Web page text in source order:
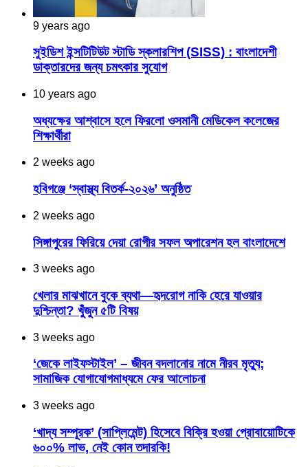
9 years ago
সুইডিশ ইন্সটিটিউট স্টাডি স্কলারশিপ (SISS) : বাংলাদেশী
ডাক্তারদের জন্য চমৎকার সুযোগ
10 years ago
অধ্যক্ষের আশ্বাসে হলে ফিরলো ওসমানী মেডিকেল কলেজের
শিক্ষার্থীরা
2 weeks ago
হবিগঞ্জে ‘স্বাস্থ্য বিতর্ক-২০২৬’ অনুষ্ঠিত
2 weeks ago
সিঙ্গাপুরের ফিরিয়ে দেয়া রোগীর সফল অপারেশন হল বাংলাদেশে
3 weeks ago
খেলার মাঝখানে বুকে ব্যথা—হৃদরোগ নাকি হেরে যাওয়ার
দুশ্চিন্তা? খুঁজুন ৫টি বিষয়
3 weeks ago
‘জেকে লাইফস্টাইল’ – জীবন বদলানোর নামে নীরব মৃত্যু;
সামাজিক যোগাযোগমাধ্যমে ফের আলোচনা
3 weeks ago
‘খাদ্য সম্পূরক’ (সাপ্লিমেন্ট) হিসেবে বিক্রি হওয়া প্রোবায়োটিকে
৬০০% লাভ, নেই কোন তদারকি!